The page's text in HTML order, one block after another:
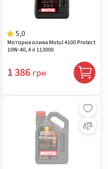
5,0
Моторна олива Motul 4100 Protect
10W-40, 4 л 113000
1 386 грн